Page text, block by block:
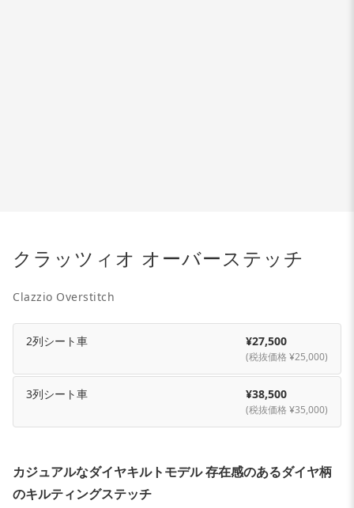
クラッツィオ オーバーステッチ
Clazzio Overstitch
2列シート車 ¥27,500
(税抜価格 ¥25,000)
3列シート車 ¥38,500
(税抜価格 ¥35,000)
カジュアルなダイヤキルトモデル 存在感のあるダイヤ柄
のキルティングステッチ